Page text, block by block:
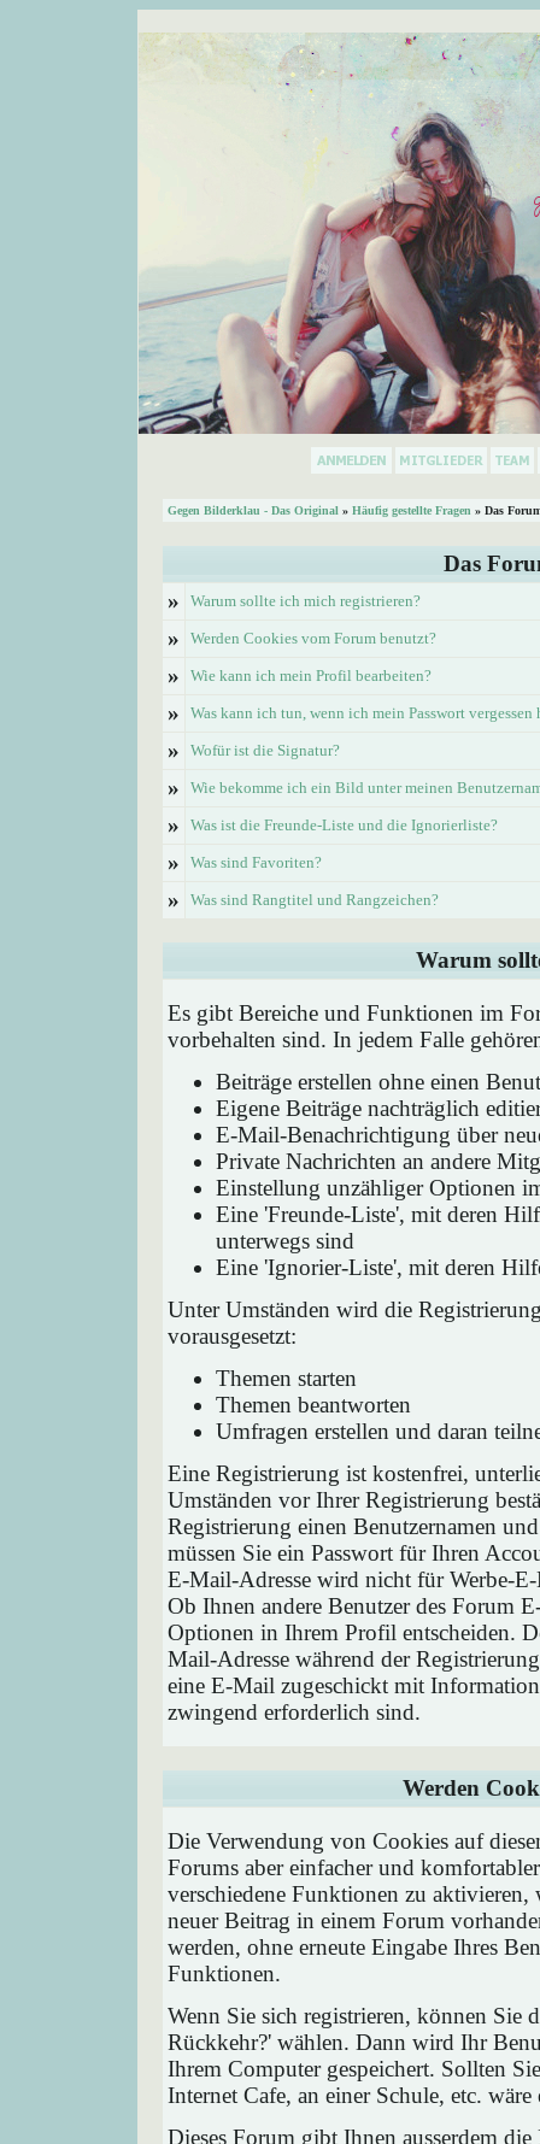
Gegen Bilderklau - Das Original » Häufig gestellte Fragen » Das
Das
»
Warum sollte ich mich registrieren?
» Werden Cookies vom Forum benutzt?
» Wie kann ich mein Profil bearbeiten?
» Was kann ich tun, wenn ich mein Passwort vergessen
» Wofür ist die Signatur?
» Wie bekomme ich ein Bild unter meinen
» Was ist die Freunde-Liste und die Ignorierliste?
» Was sind Favoriten?
» Was sind Rangtitel und Rangzeichen?
Warum
Es gibt Bereiche und Funktionen im
vorbehalten sind. In jedem Falle
Beiträge erstellen ohne einen
Eigene Beiträge nachträglich
E-Mail-Benachrichtigung über
Private Nachrichten an andere
Einstellung unzähliger Optionen
Eine 'Freunde-Liste', mit deren
unterwegs sind
Eine 'Ignorier-Liste', mit deren
Unter Umständen wird die
vorausgesetzt:
Themen starten
Themen beantworten
Umfragen erstellen und daran
Eine Registrierung ist kostenfrei,
Umständen vor Ihrer Registrierung
Registrierung einen Benutzernamen
müssen Sie ein Passwort für Ihren
E-Mail-Adresse wird nicht für Werbe-
Ob Ihnen andere Benutzer des Forum
Optionen in Ihrem Profil entscheiden.
Mail-Adresse während der
eine E-Mail zugeschickt mit
zwingend erforderlich sind.
Werden
Die Verwendung von Cookies auf
Forums aber einfacher und
verschiedene Funktionen zu
neuer Beitrag in einem Forum
werden, ohne erneute Eingabe Ihres
Funktionen.
Wenn Sie sich registrieren, können Sie
Rückkehr?' wählen. Dann wird Ihr
Ihrem Computer gespeichert. Sollten
Internet Cafe, an einer Schule, etc.
Dieses Forum gibt Ihnen ausserdem